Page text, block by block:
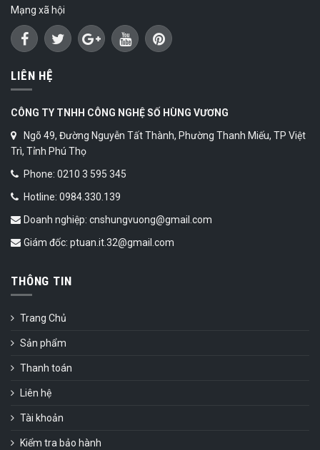
Mạng xã hội
LIÊN HỆ
CÔNG TY TNHH CÔNG NGHỆ SỐ HÙNG VƯƠNG
Ngõ 49, Đường Nguyễn Tất Thành, Phường Thanh Miếu, TP Việt
Trì, Tỉnh Phú Thọ
Phone: 0210 3 595 345
Hotline: 0984.330.139
Doanh nghiệp: cnshungvuong@gmail.com
Giám đốc: ptuan.it.32@gmail.com
THÔNG TIN
Trang Chủ
Sản phẩm
Thanh toán
Liên hệ
Tài khoản
Kiểm tra bảo hành